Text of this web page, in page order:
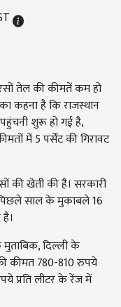
तेल की कीमतें कम हो
कहना है कि राजस्थान
शुरू हो गई है,
में 5 पर्सेंट की गिरावट
की खेती की है। सरकारी
साल के मुकाबले 16
दिल्ली के
कीमत 780-810 रुपये
प्रति लीटर के रेंज में